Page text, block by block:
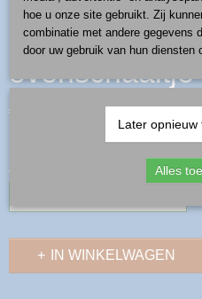
€ 12,50
Aantal
IN WINKELWAGEN
hoe u onze site gebruikt. Zij
combinatie met andere gegevens
door uw gebruik van hun diensten
Later opnieuw
Alles